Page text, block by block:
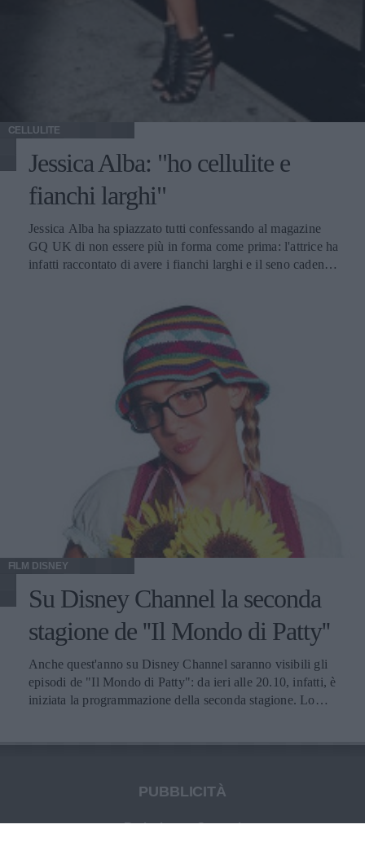
CELLULITE
Jessica Alba: "ho cellulite e
fianchi larghi"
Jessica Alba ha spiazzato tutti confessando al magazine
GQ UK di non essere più in forma come prima: l'attrice ha
infatti raccontato di avere i fianchi larghi e il seno cadente.
a suo parere, ogni attrice oggi in circolazione sarebbe più
bella di lei. Queste che seguono sono le sue parole: Il mio
seno è flaccido, ho la cellulite e i miei fianchi sono più
larghi. Tutte le altre attrici sono più belle di me. Io sono tra
le meno attraenti. Modestia o no, le dichiarazioni ci
sembrano un tantino eccessive. L'attrice dà la colpa di tutto
alla gravidanza avuta qualche tempo fa: sarebbe infatti
stata la nascita della piccola Honor Marie Warren, avuta
con Cash Warren, la causa principale della cellulite e dei
chili in eccesso. Nonostante l'elenco dei difetti fatti,
durante la première di "Machete", l'attrice è sembrata in
splendida forma. Jessica Alba indossava un abito attillato e
cortissimo, che ha mostrato tutto tranne che una donna
piena di difetti. Che le serva un po' di autostima in più?
FILM DISNEY
Su Disney Channel la seconda
stagione de ''Il Mondo di Patty''
Anche quest'anno su Disney Channel saranno visibili gli
episodi de "Il Mondo di Patty": da ieri alle 20.10, infatti, è
iniziata la programmazione della seconda stagione. Lo
con Matias. Le cose andranno a complicarsi quando Patty,
"Le Divine", verrà notata da Belinda, una celebrità
PUBBLICITÀ
Redazione e Contatti